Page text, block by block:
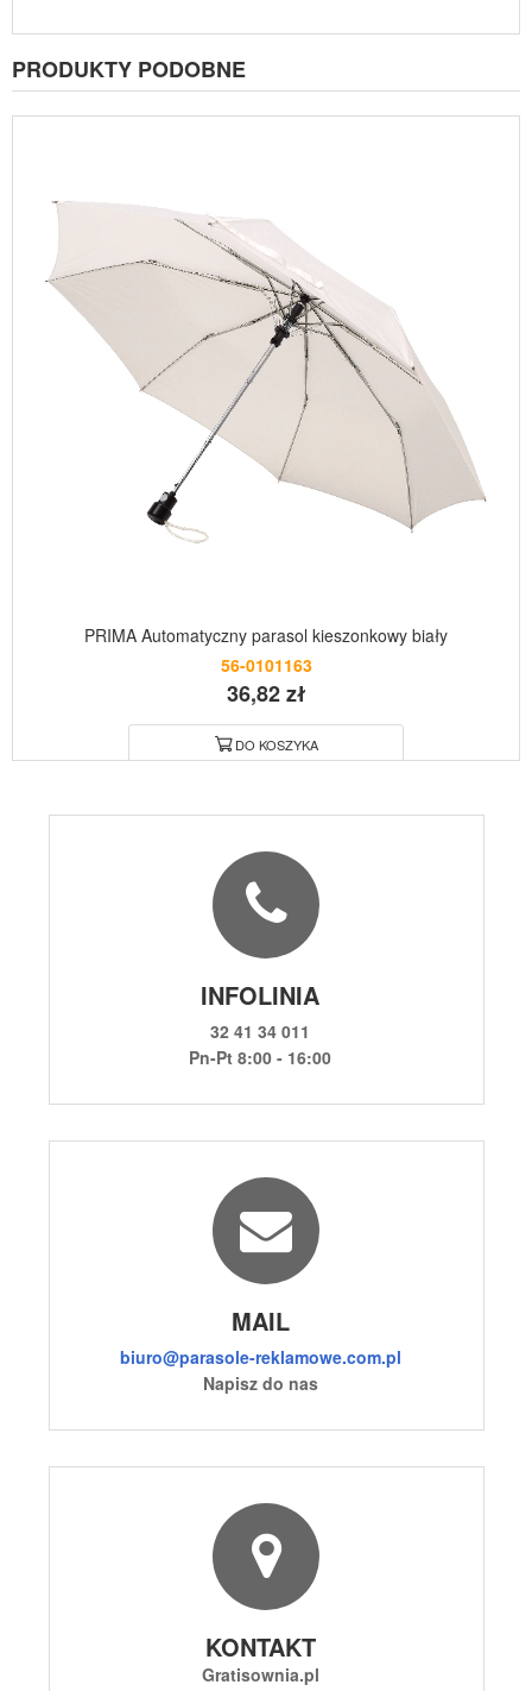
PRODUKTY PODOBNE
PRIMA Automatyczny parasol kieszonkowy biały
56-0101163
36,82 zł
DO KOSZYKA
INFOLINIA
32 41 34 011
Pn-Pt 8:00 - 16:00
MAIL
biuro@parasole-reklamowe.com.pl
Napisz do nas
KONTAKT
Gratisownia.pl